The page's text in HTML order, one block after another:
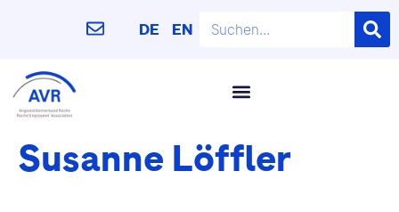
DE EN
Susanne Löffler